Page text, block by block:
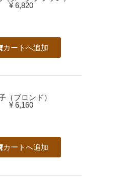
¥ 6,820
カートへ追加
（ブロンド）
¥ 6,160
カートへ追加